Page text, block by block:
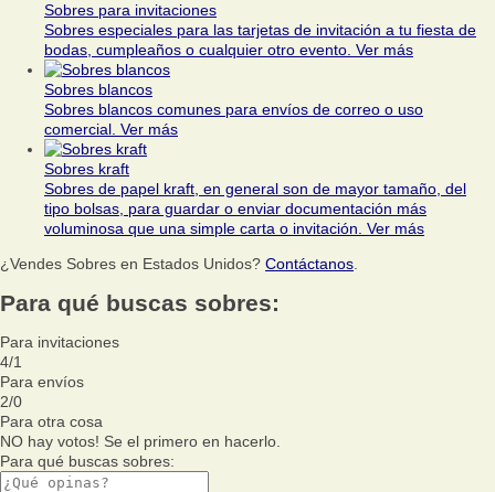
Sobres para invitaciones
Sobres especiales para las tarjetas de invitación a tu fiesta de
bodas, cumpleaños o cualquier otro evento. Ver más
Sobres blancos
Sobres blancos comunes para envíos de correo o uso
comercial. Ver más
Sobres kraft
Sobres de papel kraft, en general son de mayor tamaño, del
tipo bolsas, para guardar o enviar documentación más
voluminosa que una simple carta o invitación. Ver más
¿Vendes Sobres en Estados Unidos? Contáctanos.
Para qué buscas sobres:
Para invitaciones
4/1
Para envíos
2/0
Para otra cosa
NO hay votos! Se el primero en hacerlo.
Para qué buscas sobres: